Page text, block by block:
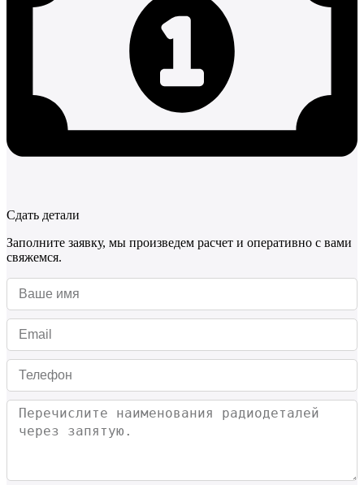
Сдать детали
Заполните заявку, мы произведем расчет и оперативно с вами
свяжемся.